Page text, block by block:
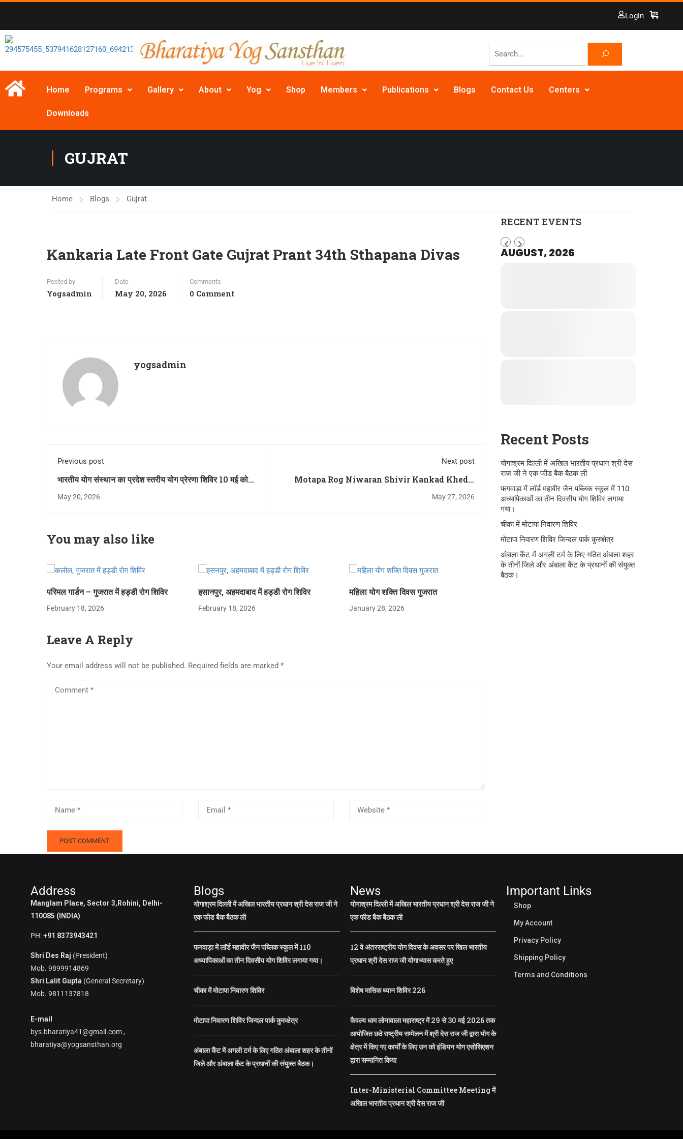
Login
Home Programs Gallery About Yog Shop Members Publications Blogs Contact Us Centers
Downloads
GUJRAT
Home Blogs Gujrat
Kankaria Late Front Gate Gujrat Prant 34th Sthapana Divas
Posted by
Yogsadmin
Date
May 20, 2026
Comments
0 Comment
yogsadmin
Previous post
भारतीय योग संस्थान का प्रदेश स्तरीय योग प्रेरणा शिविर 10 मई को
चीका में
May 20, 2026
Next post
Motapa Rog Niwaran Shivir Kankad Kheda,
Meerut
May 27, 2026
You may also like
परिमल गार्डन – गुजरात में हड्डी रोग शिविर
February 18, 2026
इसानपुर, अहमदाबाद में हड्डी रोग शिविर
February 18, 2026
महिला योग शक्ति दिवस गुजरात
January 28, 2026
Leave A Reply
Your email address will not be published. Required fields are marked *
RECENT EVENTS
AUGUST, 2026
Recent Posts
योगाश्रम दिल्ली में अखिल भारतीय प्रधान श्री देस
राज जी ने एक फीड बैक बैठक ली
फगवाड़ा में लाॅर्ड महावीर जैन पब्लिक स्कूल में 110
अध्यापिकाओं का तीन दिवसीय योग शिविर लगाया
गया।
चीका में मोटापा निवारण शिविर
मोटापा निवारण शिविर जिन्दल पार्क कुरुक्षेत्र
अंबाला कैंट में अगली टर्म के लिए गठित अंबाला शहर
के तीनों जिले और अंबाला कैंट के प्रधानों की संयुक्त
बैठक।
Address
Manglam Place, Sector 3,Rohini, Delhi-
110085 (INDIA)
PH:+91 8373943421
Shri Des Raj (President)
Mob. 9899914869
Shri Lalit Gupta (General Secretary)
Mob. 9811137818
E-mail
bys.bharatiya41@gmail.com ,
bharatiya@yogsansthan.org
Blogs
योगाश्रम दिल्ली में अखिल भारतीय प्रधान श्री देस राज जी ने
एक फीड बैक बैठक ली
फगवाड़ा में लाॅर्ड महावीर जैन पब्लिक स्कूल में 110
अध्यापिकाओं का तीन दिवसीय योग शिविर लगाया गया।
चीका में मोटापा निवारण शिविर
मोटापा निवारण शिविर जिन्दल पार्क कुरुक्षेत्र
अंबाला कैंट में अगली टर्म के लिए गठित अंबाला शहर के तीनों
जिले और अंबाला कैंट के प्रधानों की संयुक्त बैठक।
News
योगाश्रम दिल्ली में अखिल भारतीय प्रधान श्री देस राज जी ने
एक फीड बैक बैठक ली
12 वे अंतरराष्ट्रीय योग दिवस के अवसर पर खिल भारतीय
प्रधान श्री देस राज जी योगाभ्यास करते हुए
विशेष मासिक ध्यान शिविर 226
कैवल्य धाम लोनावाला महाराष्ट्र में 29 से 30 मई 2026 तक
आयोजित छठे राष्ट्रीय सम्मेलन में श्री देस राज जी द्वारा योग के
क्षेत्र में किए गए कार्यों के लिए उन को इंडियन योग एसोसिएशन
द्वारा सम्मानित किया
Inter-Ministerial Committee Meeting में
अखिल भारतीय प्रधान श्री देस राज जी
Important Links
Shop
My Account
Privacy Policy
Shipping Policy
Terms and Conditions